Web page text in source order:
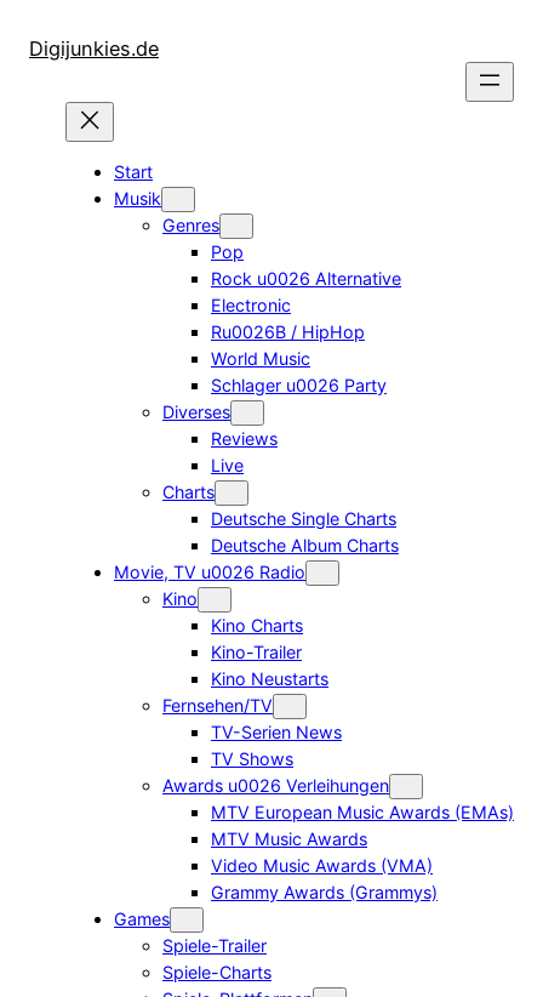
InhaltDigijunkies.de
Start
Musik
Genres
Pop
Rock u0026 Alternative
Electronic
Ru0026B / HipHop
World Music
Schlager u0026 Party
Diverses
Reviews
Live
Charts
Deutsche Single Charts
Deutsche Album Charts
Movie, TV u0026 Radio
Kino
Kino Charts
Kino-Trailer
Kino Neustarts
Fernsehen/TV
TV-Serien News
TV Shows
Awards u0026 Verleihungen
MTV European Music Awards (EMAs)
MTV Music Awards
Video Music Awards (VMA)
Grammy Awards (Grammys)
Games
Spiele-Trailer
Spiele-Charts